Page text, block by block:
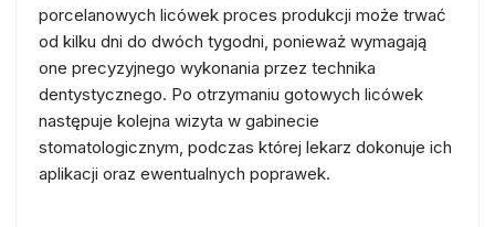
porcelanowych licówek proces produkcji może trwać
od kilku dni do dwóch tygodni, ponieważ wymagają
one precyzyjnego wykonania przez technika
dentystycznego. Po otrzymaniu gotowych licówek
następuje kolejna wizyta w gabinecie
stomatologicznym, podczas której lekarz dokonuje ich
aplikacji oraz ewentualnych poprawek.